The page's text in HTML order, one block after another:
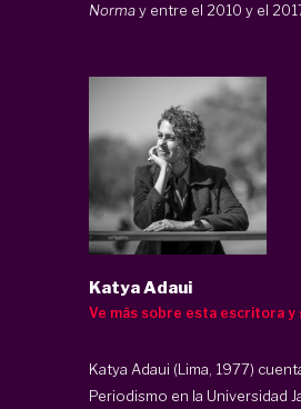
Normay entre el 2010 y el
Katya Adaui
Ve más sobre esta escritora y
Katya Adaui (Lima, 1977)
Periodismo en la Universidad